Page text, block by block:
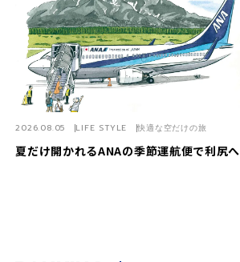
夏だけ開かれるANAの季節運航便で利尻へ
2026.08.05 LIFE STYLE 快適な空だけの旅